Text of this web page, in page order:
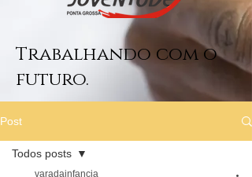
Trabalhando com o
futuro.
Post
Todos posts
varadainfancia